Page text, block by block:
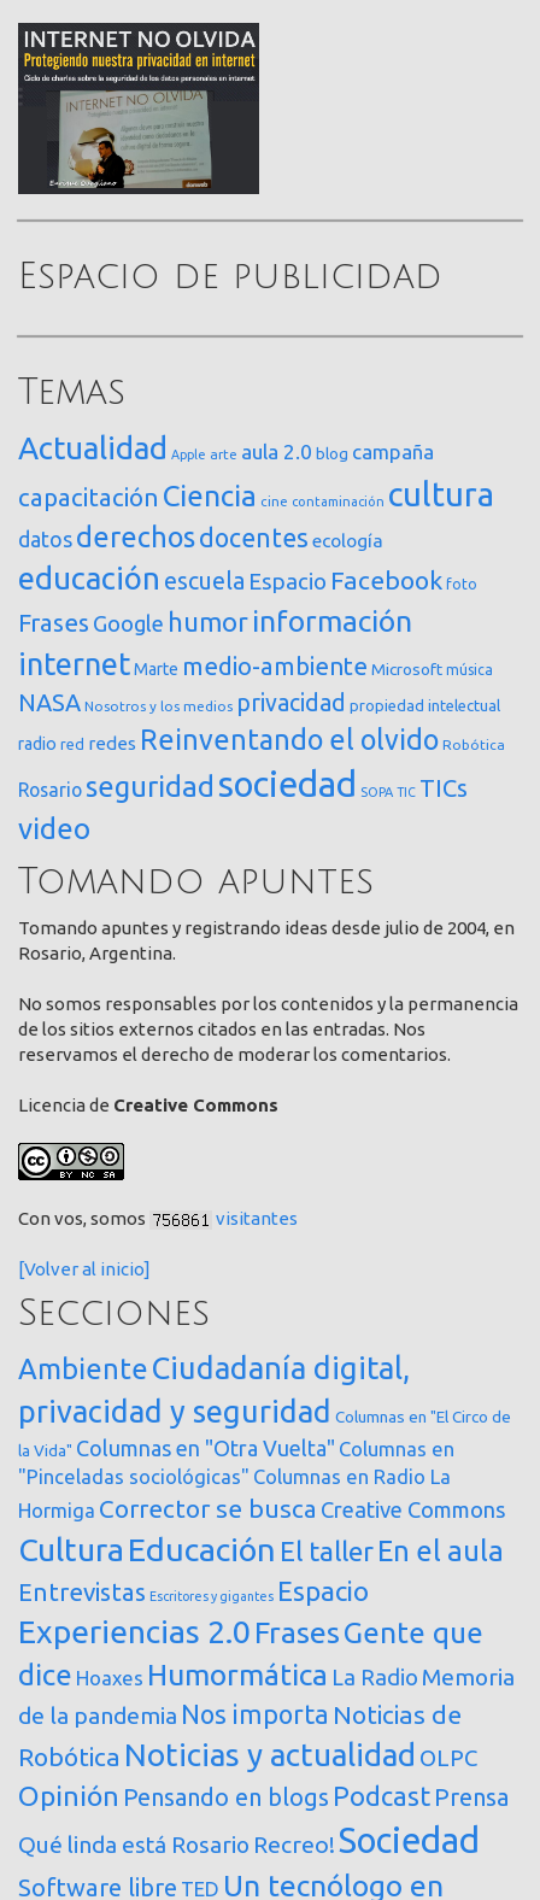
Espacio de publicidad
Temas
Actualidad Apple arte aula 2.0 blog campaña
capacitación Ciencia cine contaminación cultura
datos derechosdocentes ecología
educación escuela Espacio Facebook foto
Frases Google humor información
internetMarte medio-ambiente Microsoft música
NASA Nosotros y los medios privacidad propiedad intelectual
radio red redes Reinventando el olvido Robótica
Rosario seguridad sociedad SOPA TIC TICs
video
Tomando apuntes
Tomando apuntes y registrando ideas desde julio de 2004, en
Rosario, Argentina.
No somos responsables por los contenidos y la permanencia
de los sitios externos citados en las entradas. Nos
reservamos el derecho de moderar los comentarios.
Licencia de Creative Commons
Con vos, somos visitantes
[Volver al inicio]
Secciones
AmbienteCiudadanía digital,
privacidad y seguridad Columnas en "El Circo de
la Vida" Columnas en "Otra Vuelta" Columnas en
"Pinceladas sociológicas" Columnas en Radio La
Hormiga Corrector se busca Creative Commons
Cultura Educación El taller En el aula
Entrevistas Escritores y gigantes Espacio
Experiencias 2.0 FrasesGente que
dice Hoaxes Humormática La Radio Memoria
de la pandemia Nos importa Noticias de
Robótica Noticias y actualidad OLPC
Opinión Pensando en blogs Podcast Prensa
Qué linda está Rosario Recreo!Sociedad
Software libre TED Un tecnólogo en